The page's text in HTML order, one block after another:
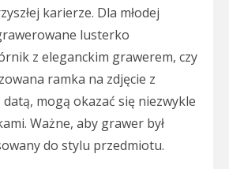
karierze. Dla młodej
lusterko
z eleganckim grawerem, czy
ramka na zdjęcie z
mogą okazać się niezwykle
Ważne, aby grawer był
do stylu przedmiotu.